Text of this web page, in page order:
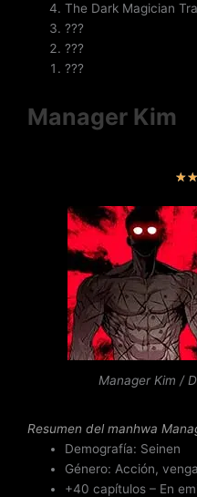
The Dark Magician
???
???
???
Manager Kim
★★
Manager Kim /
Resumen del manhwa
Demografía: Seinen
Género: Acción,
+40 capítulos – En